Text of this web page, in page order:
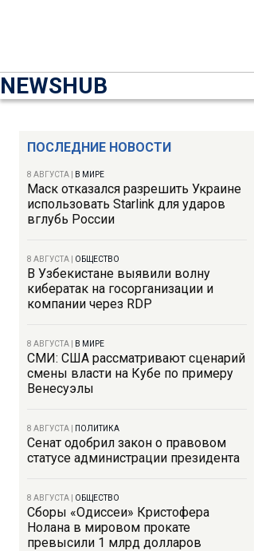
NEWSHUB
ПОСЛЕДНИЕ НОВОСТИ
8 АВГУСТА В МИРЕ
Маск отказался разрешить Украине
использовать Starlink для ударов
вглубь России
8 АВГУСТА ОБЩЕСТВО
В Узбекистане выявили волну
кибератак на госорганизации и
компании через RDP
8 АВГУСТА В МИРЕ
СМИ: США рассматривают сценарий
смены власти на Кубе по примеру
Венесуэлы
8 АВГУСТА ПОЛИТИКА
Сенат одобрил закон о правовом
статусе администрации президента
8 АВГУСТА ОБЩЕСТВО
Сборы «Одиссеи» Кристофера
Нолана в мировом прокате
превысили 1 млрд долларов